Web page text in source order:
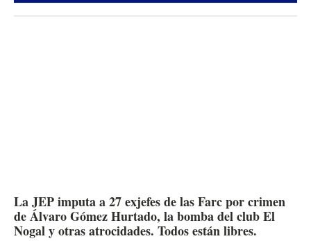
La JEP imputa a 27 exjefes de las Farc por crimen
de Álvaro Gómez Hurtado, la bomba del club El
Nogal y otras atrocidades. Todos están libres.